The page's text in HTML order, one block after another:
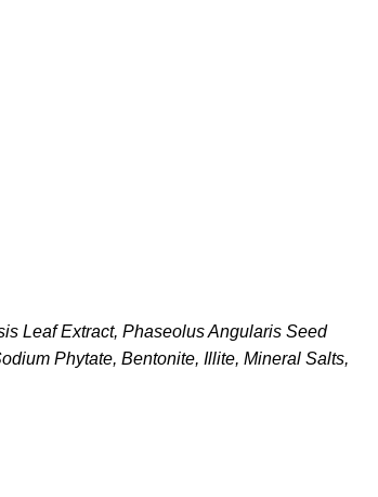
Leaf Extract, Phaseolus Angularis Seed
Phytate, Bentonite, Illite, Mineral Salts,